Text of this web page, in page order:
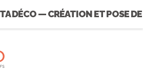
DÉCO — CRÉATION ET POSE